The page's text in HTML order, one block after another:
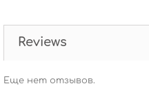
Reviews
Еще нет отзывов.